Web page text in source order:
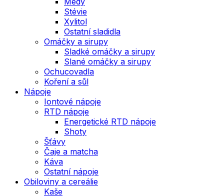
Stévie
Xylitol
Ostatní sladidla
Omáčky a sirupy
Sladké omáčky a sirupy
Slané omáčky a sirupy
Ochucovadla
Koření a sůl
Nápoje
Iontové nápoje
RTD nápoje
Energetické RTD nápoje
Shoty
Šťávy
Čaje a matcha
Káva
Ostatní nápoje
Obiloviny a cereálie
Kaše